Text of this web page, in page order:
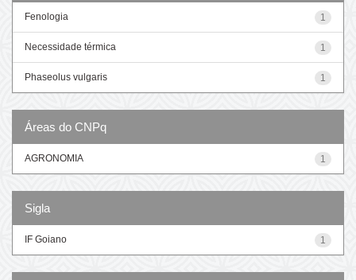
1
Fenologia
1
Necessidade térmica
1
Phaseolus vulgaris
Áreas do CNPq
1
AGRONOMIA
Sigla
1
IF Goiano